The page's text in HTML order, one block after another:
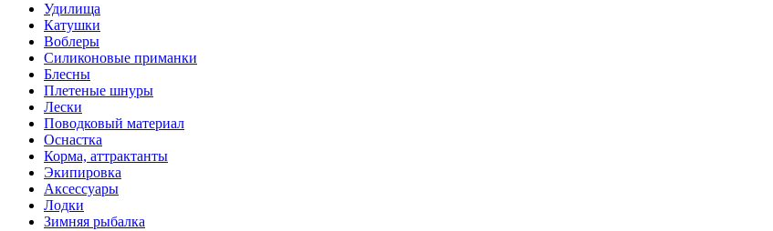
Удилища
Катушки
Воблеры
Силиконовые приманки
Блесны
Плетеные шнуры
Лески
Поводковый материал
Оснастка
Корма, аттрактанты
Экипировка
Аксессуары
Лодки
Зимняя рыбалка